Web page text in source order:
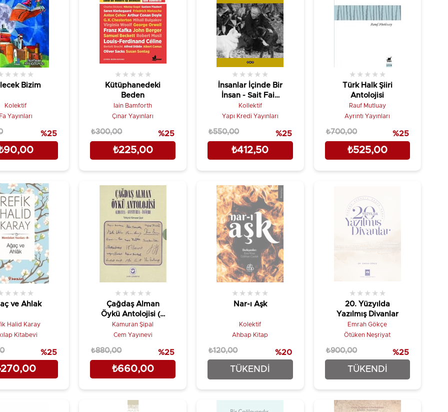
Bizim
★ ★ ★ ★
Kolektif
Fa Yayınları
%25
Kütüphanedeki
Beden
★ ★ ★ ★ ★
Iain Bamforth
Çınar Yayınları
₺225,00
₺300,00 %25
İnsanlar İçinde Bir
İnsan - Sait Faik
Hikaye Armağan
Antolojisi (1955-
★ ★ ★ ★ ★
Kollektif
Yapı Kredi Yayınları
₺412,50
₺550,00 %25
Türk Halk Şiiri
Antolojisi
★ ★ ★ ★ ★
Rauf Mutluay
Ayrıntı Yayınları
₺525,00
₺700,00 %25
ve Ahlak
★ ★ ★ ★
Halid Karay
Kitabevi
%25
Çağdaş Alman
Öykü Antolojisi (2
Cilt Takım)
★ ★ ★ ★ ★
Kamuran Şipal
Cem Yayınevi
₺660,00
₺880,00 %25
TÜKENDI
Nar-ı Aşk
★ ★ ★ ★ ★
Kolektif
Ahbap Kitap
₺96,00
₺120,00 %20
TÜKENDI
20. Yüzyılda
Yazılmış Divanlar
★ ★ ★ ★ ★
Emrah Gökçe
Ötüken Neşriyat
₺675,00
₺900,00 %25